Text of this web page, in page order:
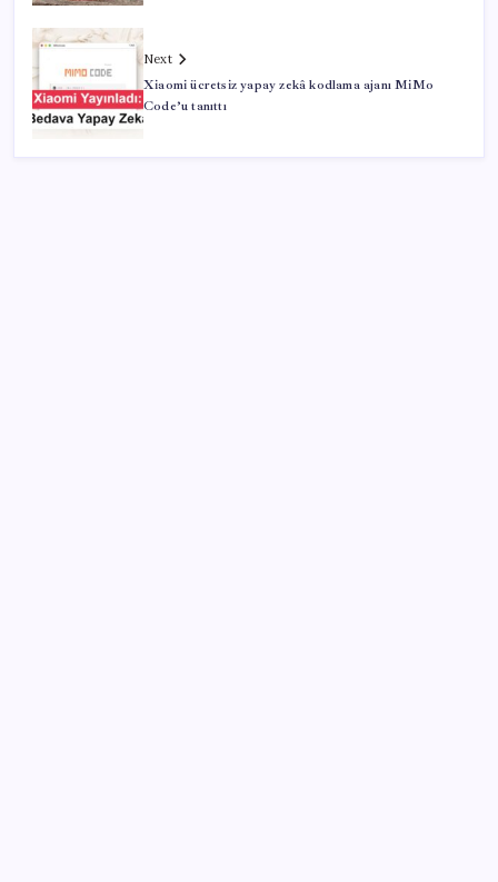
Next
Xiaomi ücretsiz yapay zekâ kodlama ajanı MiMo
Code’u tanıttı